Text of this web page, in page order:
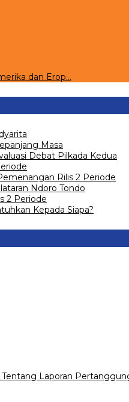
dan Erop…
Masa
Debat Pilkada Kedua
Rilis 2 Periode
Ndoro Tondo
2 Periode
Kepada Siapa?
Laporan